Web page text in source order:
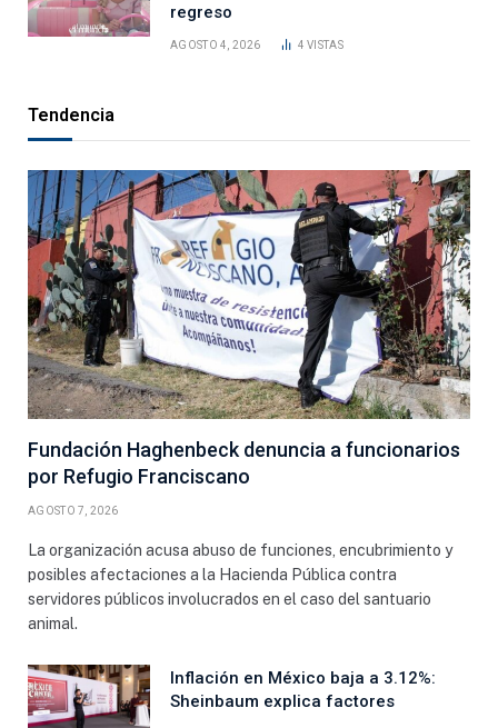
regreso
AGOSTO 4, 2026 4VISTAS
Tendencia
Fundación Haghenbeck denuncia a funcionarios
por Refugio Franciscano
AGOSTO 7, 2026
La organización acusa abuso de funciones, encubrimiento y
posibles afectaciones a la Hacienda Pública contra
servidores públicos involucrados en el caso del santuario
animal.
Inflación en México baja a 3.12%:
Sheinbaum explica factores